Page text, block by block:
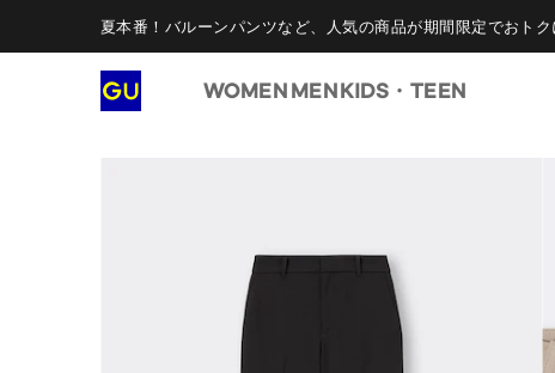
夏本番！バルーンパンツなど、人気の商品が期間限定でおトク
WOMEN MENKIDS・TEEN